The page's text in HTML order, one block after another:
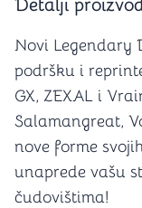
Detalji
Novi Legendary
podršku i
GX, ZEXAL i
Salamangreat,
nove forme
unaprede vašu
čudovištima!